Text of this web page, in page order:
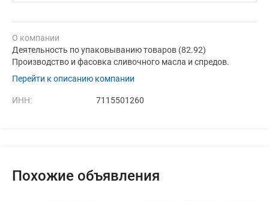
О компании
Деятельность по упаковыванию товаров (82.92)
Производство и фасовка сливочного масла и спредов.
Перейти к описанию компании
ИНН: 7115501260
Похожие объявления